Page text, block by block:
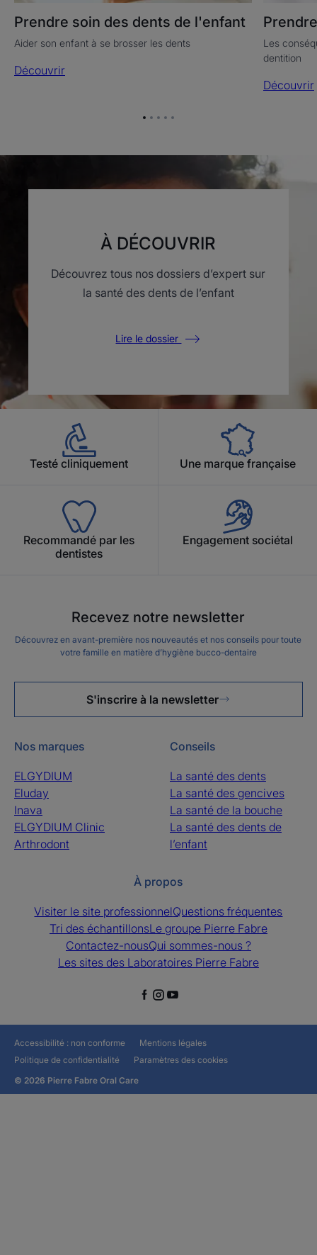
Prendre soin des dents de l'enfant
Aider son enfant à se brosser les dents
Découvrir
Les
dentition
Découvrir
Aller
Aller
AllerAllerAller
À DÉCOUVRIR
Découvrez tous nos dossiers d’expert sur
la santé des dents de l’enfant
Lire le dossier
Testé cliniquement Une marque française
Recommandé par les
dentistes
Engagement sociétal
Recevez notre newsletter
Découvrez en avant-première nos nouveautés et nos conseils pour toute
votre famille en matière d’hygiène bucco-dentaire
S'inscrire à la newsletter
Nos marques
ELGYDIUM
Eluday
Inava
ELGYDIUM Clinic
Arthrodont
Conseils
La santé des dents
La santé des gencives
La santé de la bouche
La santé des dents de
l’enfant
À propos
Visiter le site professionnelQuestions fréquentes
Tri des échantillonsLe groupe Pierre Fabre
Contactez-nousQui sommes-nous ?
Les sites des Laboratoires Pierre Fabre
Accessibilité : non conforme
Mentions légales
Politique de confidentialité
Paramètres des cookies
© 2026 Pierre Fabre Oral Care